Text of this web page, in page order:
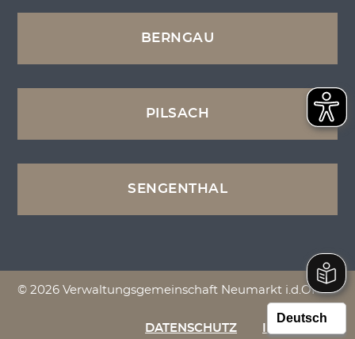
BERNGAU
PILSACH
SENGENTHAL
© 2026 Verwaltungsgemeinschaft Neumarkt i.d.OPf.
DATENSCHUTZ